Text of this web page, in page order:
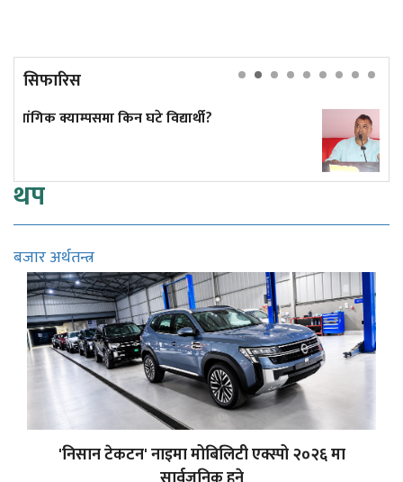
सिफारिस
कांग्रेस केन्द्रीय कार्यसमिति बैठक बस्दै
थप
बजार अर्थतन्त्र
'निसान टेकटन' नाइमा मोबिलिटी एक्स्पो २०२६ मा